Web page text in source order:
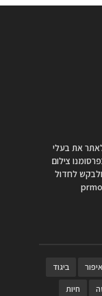
לאתר את בעלי
צילום
לחדול
איפור
ביגוד
חיות